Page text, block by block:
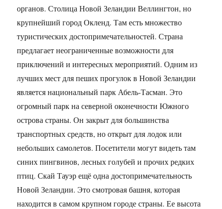
органов. Столица Новой Зеландии Веллингтон, но
крупнейший город Окленд. Там есть множество
туристических достопримечательностей. Страна
предлагает неограниченные возможности для
приключений и интересных мероприятий. Одним из
лучших мест для пеших прогулок в Новой Зеландии
является национальный парк Абель-Тасман. Это
огромный парк на северной оконечности Южного
острова страны. Он закрыт для большинства
транспортных средств, но открыт для лодок или
небольших самолетов. Посетители могут видеть там
синих пингвинов, лесных голубей и прочих редких
птиц. Скай Тауэр ещё одна достопримечательность
Новой Зеландии. Это смотровая башня, которая
находится в самом крупном городе страны. Ее высота